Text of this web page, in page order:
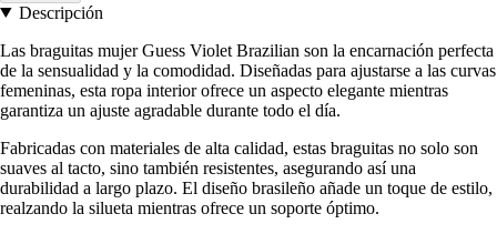
Descripción
Las braguitas mujer Guess Violet Brazilian son la encarnación perfecta
de la sensualidad y la comodidad. Diseñadas para ajustarse a las curvas
femeninas, esta ropa interior ofrece un aspecto elegante mientras
garantiza un ajuste agradable durante todo el día.
Fabricadas con materiales de alta calidad, estas braguitas no solo son
suaves al tacto, sino también resistentes, asegurando así una
durabilidad a largo plazo. El diseño brasileño añade un toque de estilo,
realzando la silueta mientras ofrece un soporte óptimo.